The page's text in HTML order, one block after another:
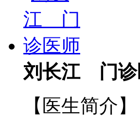
刘长江 门诊
【医生简介